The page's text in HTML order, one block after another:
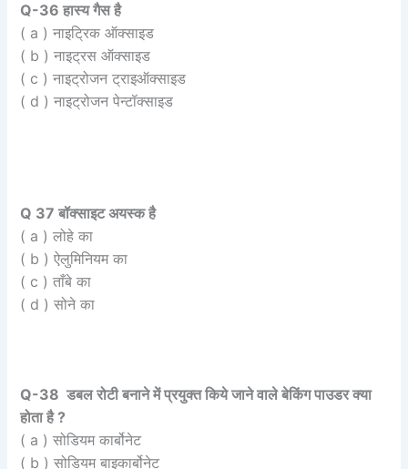
Q-36 हास्य गैस है
( a ) नाइट्रिक ऑक्साइड
( b ) नाइट्रस ऑक्साइड
( c ) नाइट्रोजन ट्राइऑक्साइड
( d ) नाइट्रोजन पेन्टॉक्साइड
Q 37 बॉक्साइट अयस्क है
( a ) लोहे का
( b ) ऐलुमिनियम का
( c ) ताँबे का
( d ) सोने का
Q-38 डबल रोटी बनाने में प्रयुक्त किये जाने वाले बेकिंग पाउडर क्या
होता है ?
( a ) सोडियम कार्बोनेट
( b ) सोडियम बाइकार्बोनेट